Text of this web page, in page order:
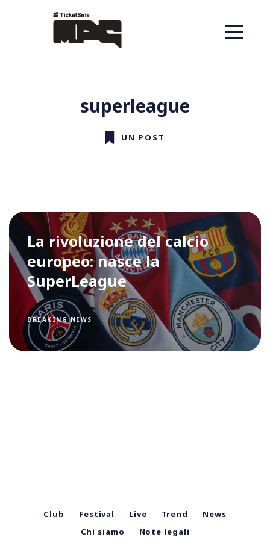
superleague
UN POST
La rivoluzione del calcio
europeo: nasce la
SuperLeague
BREAKING NEWS
Club Festival Live Trend
News
Chi siamo
Note legali